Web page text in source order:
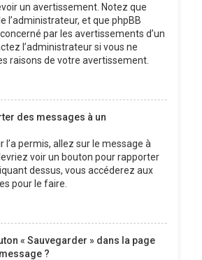
un avertissement. Notez que
l’administrateur, et que phpBB
par les avertissements d’un
l’administrateur si vous ne
raisons de votre avertissement.
des messages à un
l’a permis, allez sur le message à
voir un bouton pour rapporter
dessus, vous accéderez aux
pour le faire.
« Sauvegarder » dans la page
?